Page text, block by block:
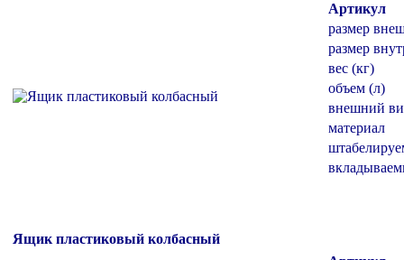
Артикул
размер
размер
вес (кг)
объем (л)
внешний
материал
Ящик пластиковый колбасный